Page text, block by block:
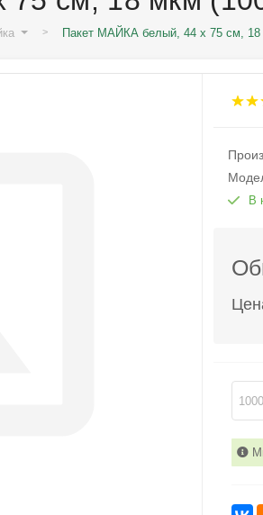
Пакет МАЙКА белый, 44 х 75 см, 18
В